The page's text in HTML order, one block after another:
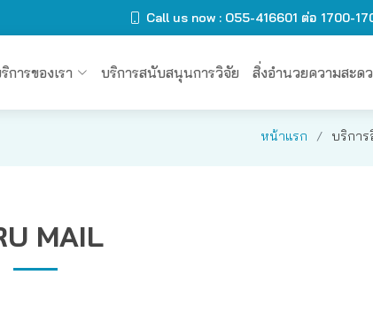
Call us now : O55-416601 ต่อ 1700-
การของเรา บริการสนับสนุนการวิจัย สิ่งอำนวยความสะด
หน้าแรก บริกา
MAIL